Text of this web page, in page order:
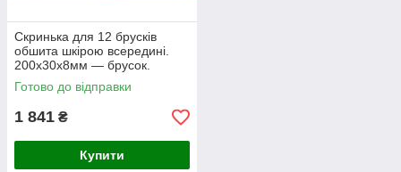
Скринька для 12 брусків
обшита шкірою всередині.
200х30х8мм — брусок.
Готово до відправки
1 841 ₴
Купити